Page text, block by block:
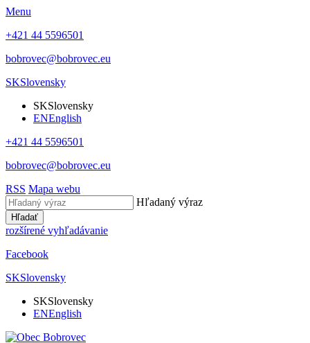
Menu
+421 44 5596501
bobrovec@bobrovec.eu
SKSlovensky
SKSlovensky
ENEnglish
+421 44 5596501
bobrovec@bobrovec.eu
RSS Mapa webu
Hľadaný výraz
Hľadať
rozšírené vyhľadávanie
Facebook
SKSlovensky
SKSlovensky
ENEnglish